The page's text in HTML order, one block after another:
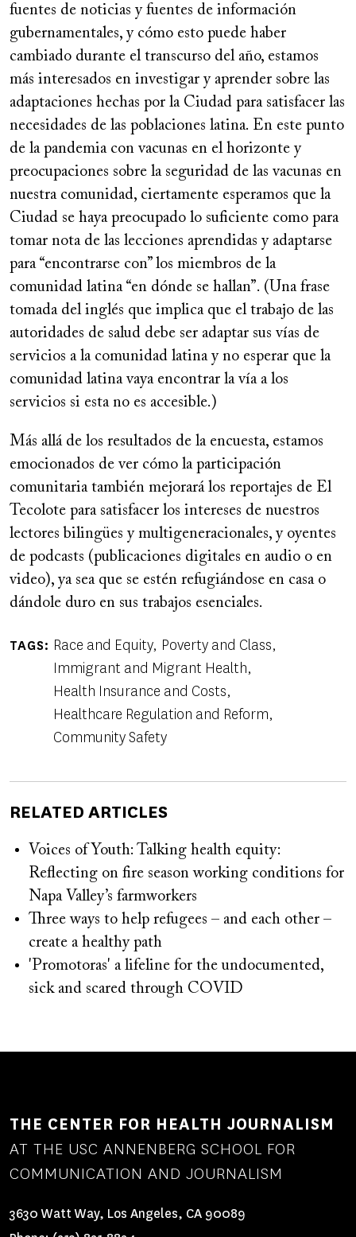
fuentes de noticias y fuentes de información
gubernamentales, y cómo esto puede haber
cambiado durante el transcurso del año, estamos
más interesados en investigar y aprender sobre las
adaptaciones hechas por la Ciudad para satisfacer las
necesidades de las poblaciones latina. En este punto
de la pandemia con vacunas en el horizonte y
preocupaciones sobre la seguridad de las vacunas en
nuestra comunidad, ciertamente esperamos que la
Ciudad se haya preocupado lo suficiente como para
tomar nota de las lecciones aprendidas y adaptarse
para “encontrarse con” los miembros de la
comunidad latina “en dónde se hallan”. (Una frase
tomada del inglés que implica que el trabajo de las
autoridades de salud debe ser adaptar sus vías de
servicios a la comunidad latina y no esperar que la
comunidad latina vaya encontrar la vía a los
servicios si esta no es accesible.)
Más allá de los resultados de la encuesta, estamos
emocionados de ver cómo la participación
comunitaria también mejorará los reportajes de El
Tecolote para satisfacer los intereses de nuestros
lectores bilingües y multigeneracionales, y oyentes
de podcasts (publicaciones digitales en audio o en
video), ya sea que se estén refugiándose en casa o
dándole duro en sus trabajos esenciales.
TAGS Race and Equity Poverty and Class
Immigrant and Migrant Health
Health Insurance and Costs
Healthcare Regulation and Reform
Community Safety
RELATED ARTICLES
Voices of Youth: Talking health equity:
Reflecting on fire season working conditions for
Napa Valley’s farmworkers
Three ways to help refugees – and each other –
create a healthy path
'Promotoras' a lifeline for the undocumented,
sick and scared through COVID
THE CENTER FOR HEALTH JOURNALISM
AT THE USC ANNENBERG SCHOOL FOR
COMMUNICATION AND JOURNALISM
3630 Watt Way, Los Angeles, CA 90089